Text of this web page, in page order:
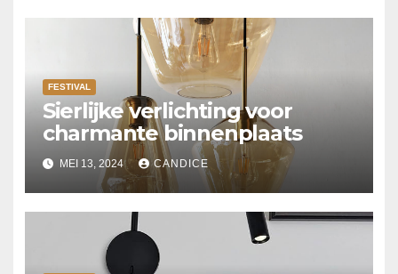
FESTIVAL
Sierlijke verlichting voor
charmante binnenplaats
MEI 13, 2024 CANDICE